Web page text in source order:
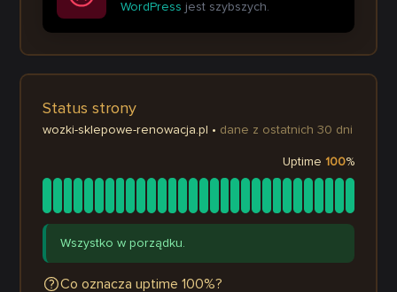
WordPress jest szybszych.
Status strony
wozki-sklepowe-renowacja.pl • dane z ostatnich 30 dni
Uptime 100%
Wszystko w porządku.
Co oznacza uptime 100%?